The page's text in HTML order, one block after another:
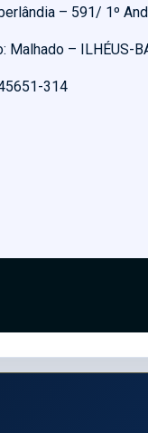
– 591/ 1º
Malhado – ILHÉUS-
314